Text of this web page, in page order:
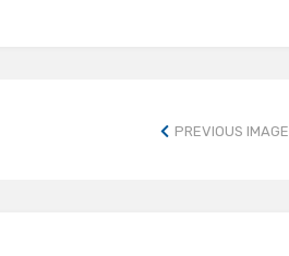
PREVIOUS IMAGE